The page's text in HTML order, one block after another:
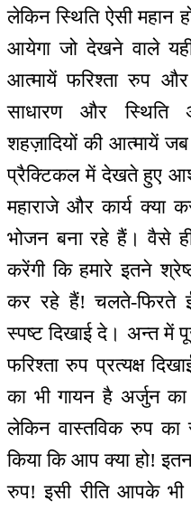
लेकिन स्थिति ऐसी महान
आयेगा जो देखने वाले
आत्मायें फरिश्ता रुप और
साधारण और स्थिति
शहज़ादियों की आत्मायें
प्रैक्टिकल में देखते हुए
महाराजे और कार्य क्या
भोजन बना रहे हैं। वैसे
करेंगी कि हमारे इतने
कर रहे हैं! चलते-फिरते
स्पष्ट दिखाई दे। अन्त में
फरिश्ता रुप प्रत्यक्ष
का भी गायन है अर्जुन
लेकिन वास्तविक रुप का
किया कि आप क्या हो!
रुप! इसी रीति आपके भी